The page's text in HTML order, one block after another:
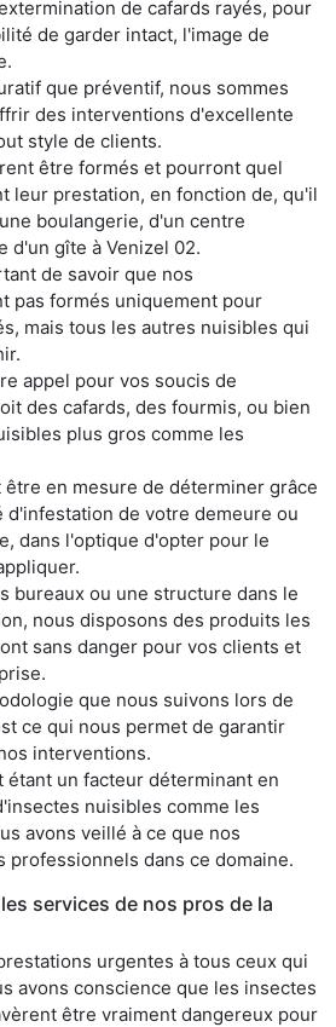
de cafards rayés, pour
de garder intact, l'image de
que préventif, nous sommes
des interventions d'excellente
style de clients.
être formés et pourront quel
leur prestation, en fonction de, qu'il
boulangerie, d'un centre
d'un gîte à Venizel 02.
de savoir que nos
pas formés uniquement pour
mais tous les autres nuisibles qui
appel pour vos soucis de
des cafards, des fourmis, ou bien
plus gros comme les
en mesure de déterminer grâce
d'infestation de votre demeure ou
dans l'optique d'opter pour le
bureaux ou une structure dans le
nous disposons des produits les
sans danger pour vos clients et
que nous suivons lors de
ce qui nous permet de garantir
interventions.
étant un facteur déterminant en
nuisibles comme les
avons veillé à ce que nos
professionnels dans ce domaine.
services de nos pros de la
urgentes à tous ceux qui
avons conscience que les insectes
être vraiment dangereux pour